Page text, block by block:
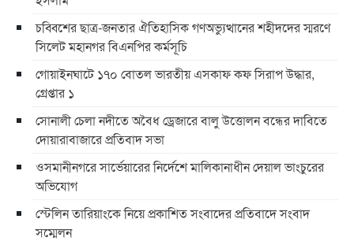
চব্বিশের ছাত্র-জনতার ঐতিহাসিক গণঅভ্যুত্থানের শহীদদের স্মরণে
সিলেট মহানগর বিএনপির কর্মসূচি
গোয়াইনঘাটে ১৭০ বোতল ভারতীয় এসকাফ কফ সিরাপ উদ্ধার,
গ্রেপ্তার ১
সোনালী চেলা নদীতে অবৈধ ড্রেজারে বালু উত্তোলন বন্ধের দাবিতে
দোয়ারাবাজারে প্রতিবাদ সভা
ওসমানীনগরে সার্ভেয়ারের নির্দেশে মালিকানাধীন দেয়াল ভাংচুরের
অভিযোগ
স্টেলিন তারিয়াংকে নিয়ে প্রকাশিত সংবাদের প্রতিবাদে সংবাদ
সম্মেলন